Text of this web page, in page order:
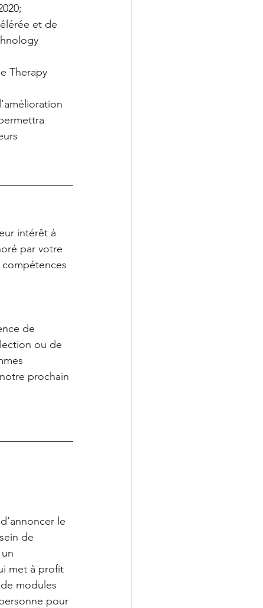
et de
Therapy
intérêt à
par votre
de
ou de
prochain
le
de
met à profit
modules
pour